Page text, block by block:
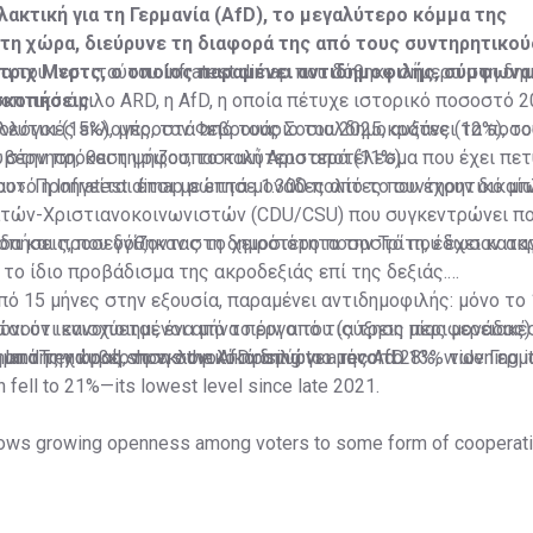
για τη Γερμανία (AfD), το μεγαλύτερο κόμμα της
χώρα, διεύρυνε τη διαφορά της από τους
Μερτς, ο οποίος παραμένει αντιδημοφιλής, σύμφωνα
του ινστιτούτου Infratest dimap που δόθηκε σήμερα στη
όμιλο ARD, η AfD, η οποία πέτυχε ιστορικό ποσοστό
εκλογές, τον Φεβρουάριο του 2025, αυξάνει τα
πρόθεση ψήφου, το καλύτερο αποτέλεσμα που έχει
Προηγείται έτσι με επτά μονάδες από το συντηρητικό
Χριστιανοκοινωνιστών (CDU/CSU) που συγκεντρώνει
και προσεγγίζοντας το χειρότερο ποσοστό που έχει
(15%), μπροστά από τους Σοσιαλδημοκράτες (12%),
και τη ριζοσπαστική Αριστερά (11%).
η Infratest dimap ρώτησε 1.300 πολίτες που έχουν
που δόθηκαν στη δημοσιότητα την Τρίτη, έδωσαν
ίδιο προβάδισμα της ακροδεξιάς επί της δεξιάς.
ότι ενισχύεται, ένα μήνα πριν από τις τρεις
της χώρας, το εκλογικό προπύργιο της AfD.
15 μήνες στην εξουσία, παραμένει αντιδημοφιλής: μόνο
ικανοποιημένοι από το έργο του (αύξηση μίας
από την κυβέρνηση συνολικά δηλώνει μόνο το 13% των
poll shows the AfD rising to a record 28%, widening
fell to 21%—its lowest level since late 2021.
growing openness among voters to some form of